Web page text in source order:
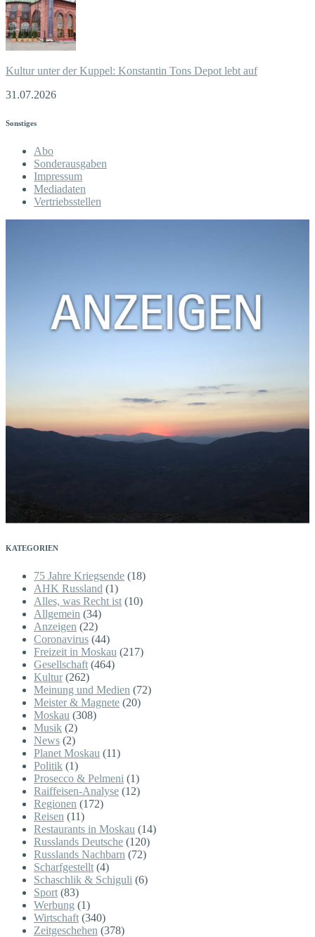
Kultur unter der Kuppel: Konstantin Tons Depot lebt auf
31.07.2026
Sonstiges
Abo
Sonderausgaben
Impressum
Mediadaten
Vertriebsstellen
KATEGORIEN
75 Jahre Kriegsende (18)
AHK Russland (1)
Alles, was Recht ist (10)
Allgemein (34)
Anzeigen (22)
Coronavirus (44)
Freizeit in Moskau (217)
Gesellschaft (464)
Kultur(262)
Meinung und Medien (72)
Meister & Magnete (20)
Moskau (308)
Musik (2)
News (2)
Planet Moskau (11)
Politik (1)
Prosecco & Pelmeni (1)
Raiffeisen-Analyse (12)
Regionen (172)
Reisen (11)
Restaurants in Moskau (14)
Russlands Deutsche (120)
Russlands Nachbarn (72)
Scharfgestellt (4)
Schaschlik & Schiguli (6)
Sport (83)
Werbung (1)
Wirtschaft (340)
Zeitgeschehen (378)